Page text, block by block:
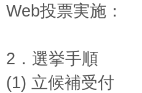
Web投票実施：
2．選挙手順
(1) 立候補受付